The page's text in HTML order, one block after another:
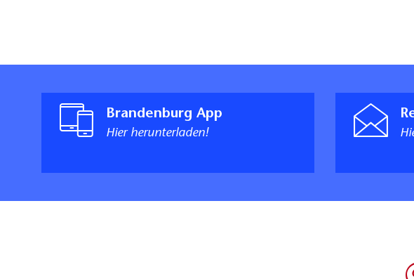
Brandenburg App
Hier herunterladen!